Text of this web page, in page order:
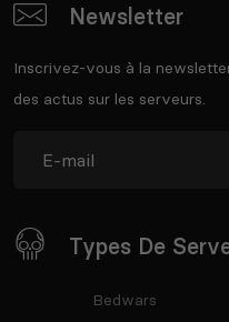
Newsletter
Inscrivez-vous à la
des actus sur les serveurs.
Types De
Bedwars